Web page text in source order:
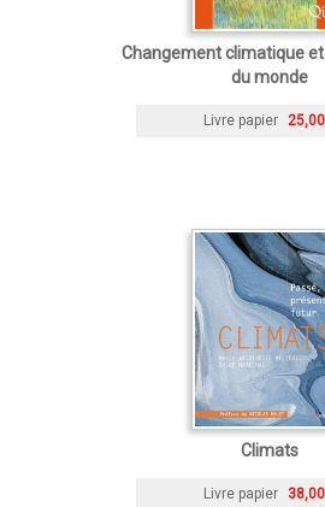
Changement climatique
du monde
Livre papier
Climats
Livre papier